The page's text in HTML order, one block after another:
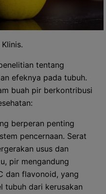
tentang
efeknya pada tubuh.
buah pir berkontribusi
berperan penting
pencernaan. Serat
usus dan
pir mengandung
dan flavonoid, yang
tubuh dari kerusakan